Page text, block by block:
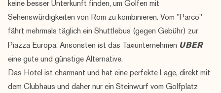
keine besser Unterkunft finden, um Golfen mit
Sehenswürdigkeiten von Rom zu kombinieren. Vom "Parco"
fährt mehrmals täglich ein Shuttlebus (gegen Gebühr) zur
Piazza Europa. Ansonsten ist das Taxiunternehmen UBER
eine gute und günstige Alternative.
Das Hotel ist charmant und hat eine perfekte Lage, direkt mit
dem Clubhaus und daher nur ein Steinwurf vom Golfplatz